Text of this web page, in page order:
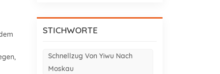
STICHWORTE
Schnellzug Von Yiwu Nach
Moskau